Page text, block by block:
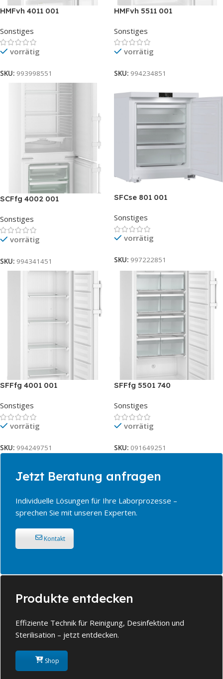
HMFvh 4011 001
Sonstiges
vorrätig
SKU: 993998551
HMFvh 5511 001
Sonstiges
vorrätig
SKU: 994234851
SCFfg 4002 001
Sonstiges
vorrätig
SKU: 994341451
SFCse 801 001
Sonstiges
vorrätig
SKU: 997222851
SFFfg 4001 001
Sonstiges
vorrätig
SKU: 994249751
SFFfg 5501 740
Sonstiges
vorrätig
SKU: 091649251
Jetzt Beratung anfragen
Individuelle Lösungen für Ihre Laborprozesse –
sprechen Sie mit unseren Experten.
Kontakt
Produkte entdecken
Effiziente Technik für Reinigung, Desinfektion und
Sterilisation – jetzt entdecken.
Shop